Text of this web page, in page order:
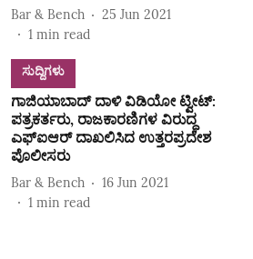
Bar & Bench
25 Jun 2021
1 min read
ಸುದ್ದಿಗಳು
ಗಾಜಿಯಾಬಾದ್ ದಾಳಿ ವಿಡಿಯೋ ಟ್ವೀಟ್:
ಪತ್ರಕರ್ತರು, ರಾಜಕಾರಣಿಗಳ ವಿರುದ್ಧ
ಎಫ್ಐಆರ್ ದಾಖಲಿಸಿದ ಉತ್ತರಪ್ರದೇಶ
ಪೊಲೀಸರು
Bar & Bench
16 Jun 2021
1 min read